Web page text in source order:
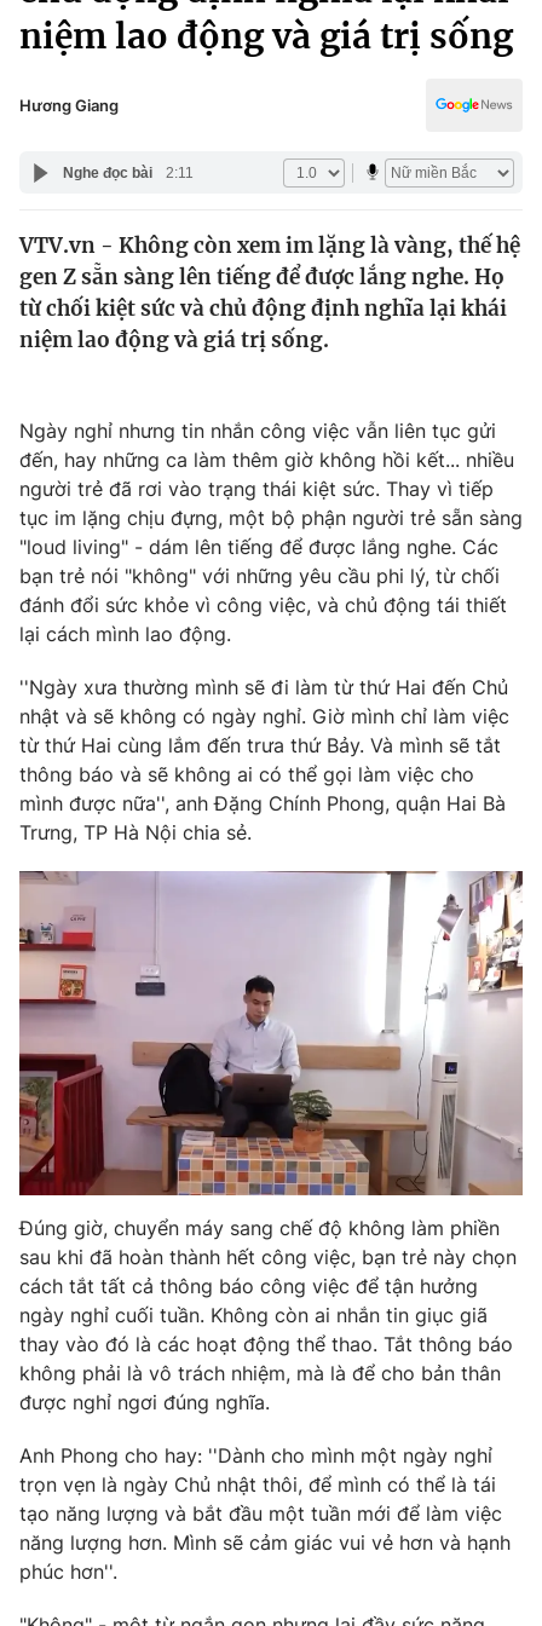
Chính trị
Thế giới
Tin tức
Câu chuyện quốc tế
Kinh tế
Thị trường
Góc doanh nghiệp
Dữ liệu và đời sống
Truyền hình
Phim VTV
Hậu trường
Nhân vật
Khán giả
Giải sao mai
Giải trí
Điện ảnh
Sao
Đời sống
Du lịch
Làm đẹp
Chất lượng cuộc sống
Giáo dục
Tuyển sinh
Học trực tuyến
Công nghệ
Hitech Công nghệ tương lai
Sản phẩm
Thị trường
Tư vấn
Giao lưu trực tuyến
Lịch phát sóng
Chuyên mục khác
Emagazine Podcast
Photo Infographic
Video Shorts video
VTV Money VTV Thể thao
VTV Sức khoẻ Bất động sản
Thị trường 24h Tấm lòng Việt
VTV4 Vươn mình bằng AI
VTV9 VTV8
Liên hệ tòa soạn English
Truyền hình
Văn hóa - Giải trí
Đời sống
Giáo dục
niệm lao động và giá trị sống
Hương Giang
Nghe đọc bài 2:11
VTV.vn - Không còn xem im lặng là vàng, thế hệ
gen Z sẵn sàng lên tiếng để được lắng nghe. Họ
từ chối kiệt sức và chủ động định nghĩa lại khái
niệm lao động và giá trị sống.
Ngày nghỉ nhưng tin nhắn công việc vẫn liên tục gửi
đến, hay những ca làm thêm giờ không hồi kết... nhiều
người trẻ đã rơi vào trạng thái kiệt sức. Thay vì tiếp
tục im lặng chịu đựng, một bộ phận người trẻ sẵn sàng
"loud living" - dám lên tiếng để được lắng nghe. Các
bạn trẻ nói "không" với những yêu cầu phi lý, từ chối
đánh đổi sức khỏe vì công việc, và chủ động tái thiết
lại cách mình lao động.
''Ngày xưa thường mình sẽ đi làm từ thứ Hai đến Chủ
nhật và sẽ không có ngày nghỉ. Giờ mình chỉ làm việc
từ thứ Hai cùng lắm đến trưa thứ Bảy. Và mình sẽ tắt
thông báo và sẽ không ai có thể gọi làm việc cho
mình được nữa'', anh Đặng Chính Phong, quận Hai Bà
Trưng, TP Hà Nội chia sẻ.
Đúng giờ, chuyển máy sang chế độ không làm phiền
sau khi đã hoàn thành hết công việc, bạn trẻ này chọn
cách tắt tất cả thông báo công việc để tận hưởng
ngày nghỉ cuối tuần. Không còn ai nhắn tin giục giã
thay vào đó là các hoạt động thể thao. Tắt thông báo
không phải là vô trách nhiệm, mà là để cho bản thân
được nghỉ ngơi đúng nghĩa.
Anh Phong cho hay: ''Dành cho mình một ngày nghỉ
trọn vẹn là ngày Chủ nhật thôi, để mình có thể là tái
tạo năng lượng và bắt đầu một tuần mới để làm việc
năng lượng hơn. Mình sẽ cảm giác vui vẻ hơn và hạnh
phúc hơn''.